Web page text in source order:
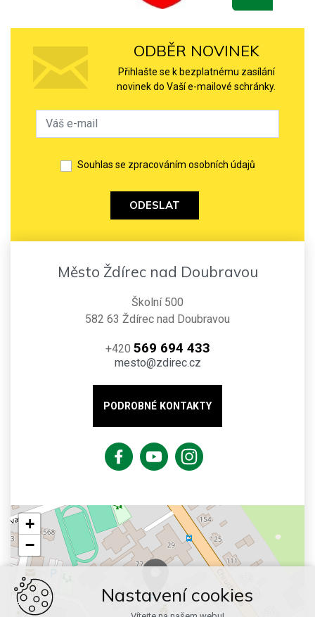
ODBĚR NOVINEK
Přihlašte se k bezplatnému zasílání
novinek do Vaší e-mailové schránky.
Souhlas se zpracováním osobních údajů
ODESLAT
Město Ždírec nad Doubravou
Školní 500
582 63 Ždírec nad Doubravou
+420 569 694 433
mesto@zdirec.cz
PODROBNÉ KONTAKTY
+
−
Nastavení cookies